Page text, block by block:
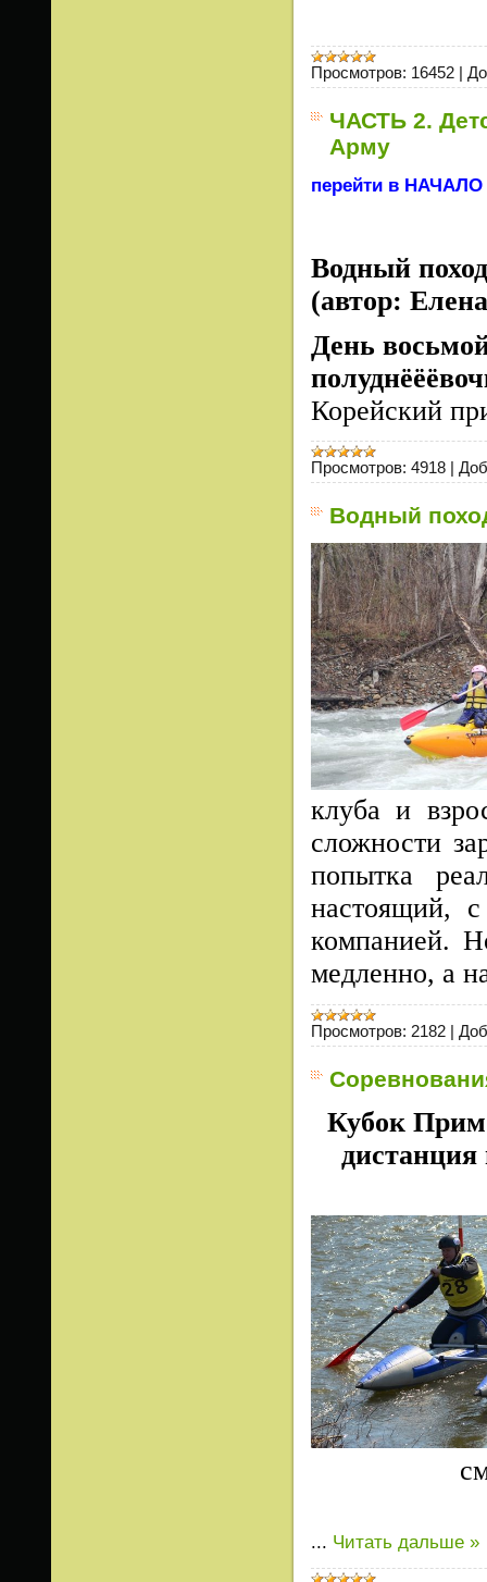
Просмотров: 16452 |
ЧАСТЬ 2.
Арму
перейти в НАЧАЛО
Водный
(автор:
День
Корейский
Просмотров: 4918 |
Водный
клуба и
сложности
попытка
настоящий,
компанией.
медленно, а
Просмотров: 2182 |
Кубок
дистанция
... Читать дальше »